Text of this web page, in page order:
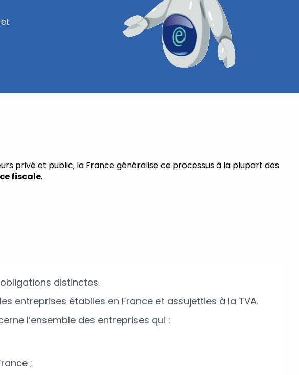
privé et public, la France généralise ce processus à la plupart des
fiscale.
distinctes.
entreprises établies en France et assujetties à la TVA.
l’ensemble des entreprises qui :
;